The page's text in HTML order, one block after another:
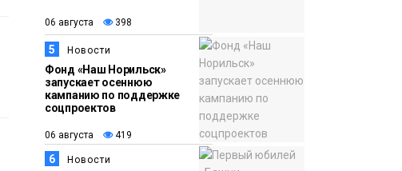
Животные
появления медведя
06 августа 398
5 Новости
Фонд «Наш Норильск»
запускает осеннюю
кампанию по поддержке
соцпроектов
06 августа 419
6 Новости